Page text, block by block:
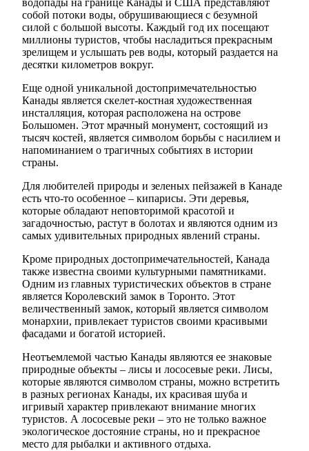
водопады на границе Канады и США представляют
собой потоки воды, обрушивающиеся с безумной
силой с большой высоты. Каждый год их посещают
миллионы туристов, чтобы насладиться прекрасным
зрелищем и услышать рев воды, который раздается на
десятки километров вокруг.
Еще одной уникальной достопримечательностью
Канады является скелет-костная художественная
инсталляция, которая расположена на острове
Большомен. Этот мрачный монумент, состоящий из
тысяч костей, является символом борьбы с насилием и
напоминанием о трагичных событиях в истории
страны.
Для любителей природы и зеленых пейзажей в Канаде
есть что-то особенное – кипарисы. Эти деревья,
которые обладают неповторимой красотой и
загадочностью, растут в болотах и являются одним из
самых удивительных природных явлений страны.
Кроме природных достопримечательностей, Канада
также известна своими культурными памятниками.
Одним из главных туристических объектов в стране
является Королевский замок в Торонто. Этот
величественный замок, который является символом
монархии, привлекает туристов своими красивыми
фасадами и богатой историей.
Неотъемлемой частью Канады являются ее знаковые
природные объекты – лисы и лососевые реки. Лисы,
которые являются символом страны, можно встретить
в разных регионах Канады, их красивая шуба и
игривый характер привлекают внимание многих
туристов. А лососевые реки – это не только важное
экологическое достояние страны, но и прекрасное
место для рыбалки и активного отдыха.